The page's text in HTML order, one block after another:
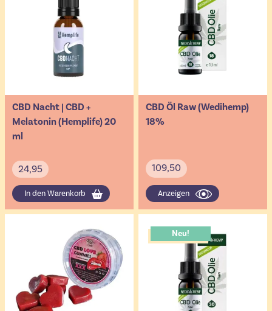
CBD Nacht | CBD +
Melatonin (Hemplife) 20
ml
24,95
In den Warenkorb
CBD Öl Raw (Wedihemp)
18%
109,50
Anzeigen
Neu!